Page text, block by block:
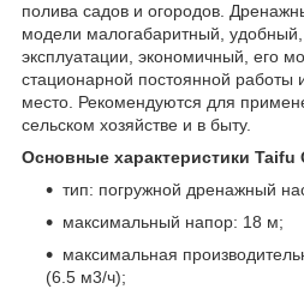
полива садов и огородов.
модели малогабаритный,
эксплуатации, экономичный, его
стационарной постоянной работы
место. Рекомендуются для
сельском хозяйстве и в быту.
Основные характеристики Taifu
тип: погружной дренажный
максимальный напор: 18 м;
максимальная
(6.5 м3/ч);